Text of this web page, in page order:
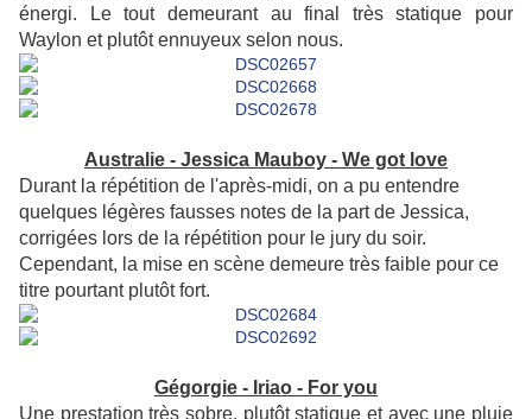
énergi. Le tout demeurant au final très statique pour
Waylon et plutôt ennuyeux selon nous.
Australie - Jessica Mauboy - We got love
Durant la répétition de l'après-midi, on a pu entendre
quelques légères fausses notes de la part de Jessica,
corrigées lors de la répétition pour le jury du soir.
Cependant, la mise en scène demeure très faible pour ce
titre pourtant plutôt fort.
Gégorgie - Iriao - For you
Une prestation très sobre, plutôt statique et avec une pluie